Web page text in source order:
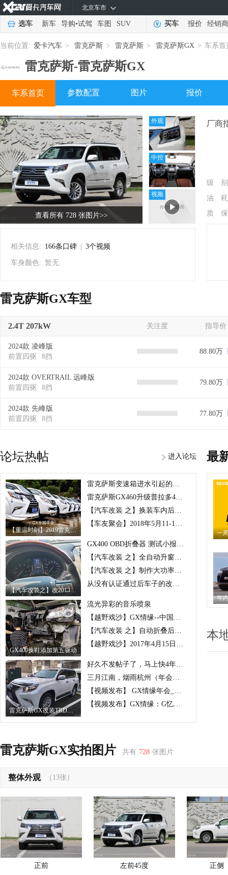
北京车市
选车 新车 导购•试驾 车图 SUV 买车 报价 经销商
当前位置: 爱卡汽车 > 雷克萨斯 > 雷克萨斯 > 雷克萨斯GX > 车系首
雷克萨斯-雷克萨斯GX
车系首页 参数配置 图片 报价
查看所有 728 张图片>>
外观
中控
视频
相关信息: 166条口碑 3个视频
车身颜色: 暂无
厂商
级 别
油 耗
质 保
雷克萨斯GX车型
2.4T 207kW 关注度 指导价
2024款 凌峰版
前置四驱
8挡
88.80万
2024款 OVERTRAIL 远峰版
前置四驱
8挡
79.80万
2024款 先峰版
前置四驱
8挡
77.80万
论坛热帖 进入论坛
【重温时刻】2019雷克萨斯GX大队年会--甬远在一起！
雷克萨斯变速箱进水引起的故障
雷克萨斯GX460升级普拉多4.0副油箱
【汽车改装 之】换装车内后视镜
【车友聚会】2018年5月11-14日 LEXUS雷克萨斯 GX中国 年会
【汽车改装之】改2013款雷克萨斯GX400导航大屏 作业
GX400 OBD折叠器 测试小报告【附视频】
【汽车改装 之】全自动升窗及天窗改装【含视频】
【汽车改装 之】制作大功率LED远光灯的水冷电源！
从没有认证通过后车子的改变！
GX400换鞋添加第五驱动
流光异彩的音乐喷泉
【越野戏沙】GX情缘--中国区--组团鏖战巴丹吉林沙漠
【汽车改装 之】自动折叠后视镜模块【最终版】即将装车测试
【越野戏沙】2017年4月15日 GX400 潮白河
雷克萨斯GX改装TRD小包围
好久不发帖子了，马上快4年了！GX400
三月江南，烟雨杭州（年会图片认领区）
【视频发布】 GX情缘年会_“秋名山”越野 _无地自容
【视频发布】GX情缘：G忆江南2017见面会（唯我独药出品）
最
本
雷克萨斯GX实拍图片 共有 728 张图片
整体外观 （13张）
正前 左前45度 正侧